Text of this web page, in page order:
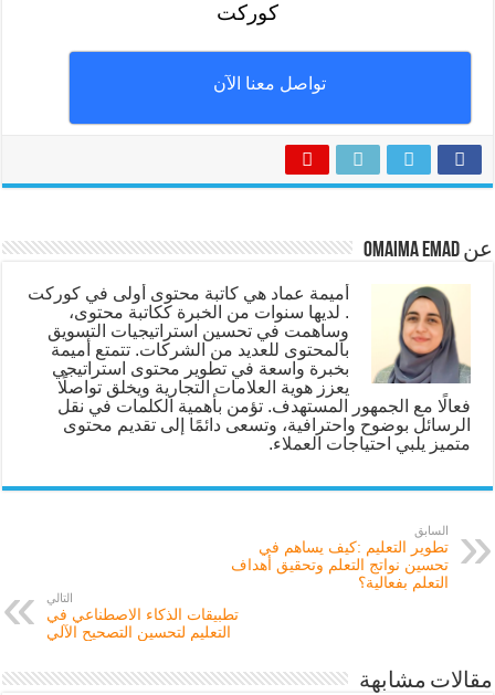
كوركت
تواصل معنا الآن
عن Omaima Emad
أميمة عماد هي كاتبة محتوى أولى في كوركت
. لديها سنوات من الخبرة ككاتبة محتوى،
وساهمت في تحسين استراتيجيات التسويق
بالمحتوى للعديد من الشركات. تتمتع أميمة
بخبرة واسعة في تطوير محتوى استراتيجي
يعزز هوية العلامات التجارية ويخلق تواصلًا
فعالًا مع الجمهور المستهدف. تؤمن بأهمية الكلمات في نقل
الرسائل بوضوح واحترافية، وتسعى دائمًا إلى تقديم محتوى
متميز يلبي احتياجات العملاء.
السابق
تطوير التعليم :كيف يساهم في
تحسين نواتج التعلم وتحقيق أهداف
التعلم بفعالية؟
التالي
تطبيقات الذكاء الاصطناعي في
التعليم لتحسين التصحيح الآلي
مقالات مشابهة